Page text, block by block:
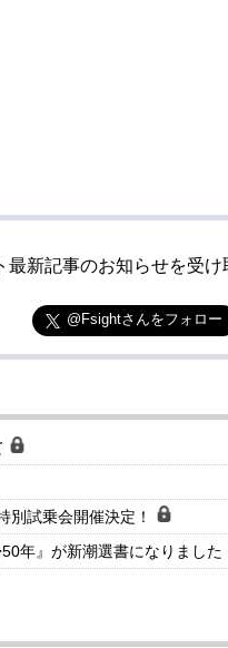
最新記事のお知らせを受け
@Fsightさんをフォロー
別試乗会開催決定！
年』が新潮選書になりました